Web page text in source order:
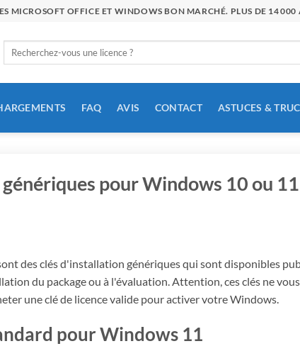
MICROSOFT OFFICE ET WINDOWS BON MARCHÉ. PLUS DE 14
Rechercher
FAQ AVIS CONTACT ASTUCES &
pour Windows 10 ou
des clés d'installation génériques qui sont disponibles
du package ou à l'évaluation. Attention, ces clés ne
une clé de licence valide pour activer votre Windows.
pour Windows 11